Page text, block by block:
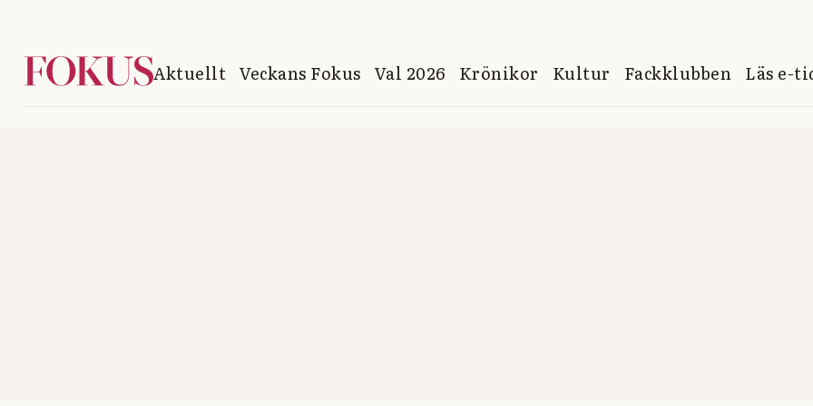
Aktuellt Veckans Fokus Val 2026 Krönikor Kultur Fackklubben Läs e-